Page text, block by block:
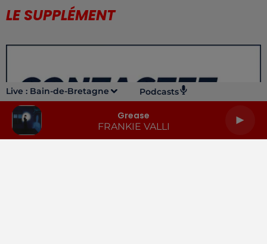
Live : Bain-de-Bretagne Podcasts
Grease
FRANKIE VALLI
LE SUPPLÉMENT